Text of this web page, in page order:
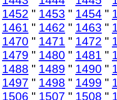
1452 " 1453 " 1454 "
1461 " 1462 " 1463 "
1470 " 1471 " 1472 "
1479 " 1480 " 1481 "
1488 " 1489 " 1490 "
1497 " 1498 " 1499 "
1506 " 1507 " 1508 "